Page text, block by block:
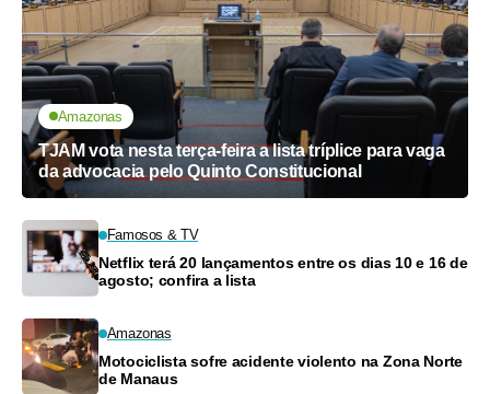
Amazonas
TJAM vota nesta terça-feira a lista tríplice para vaga
da advocacia pelo Quinto Constitucional
Famosos & TV
Netflix terá 20 lançamentos entre os dias 10 e 16 de
agosto; confira a lista
Amazonas
Motociclista sofre acidente violento na Zona Norte
de Manaus